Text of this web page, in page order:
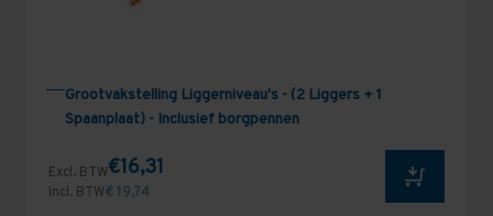
Grootvakstelling Liggerniveau's - (2 Liggers + 1
Spaanplaat) - Inclusief borgpennen
Excl. BTW€16,31
Incl. BTW€ 19,74